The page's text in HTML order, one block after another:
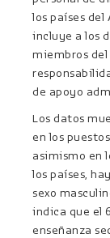
los países del
incluye a los
miembros
de apoyo
Los datos
en los
asimismo en
los países,
sexo
indica que el
enseñanza